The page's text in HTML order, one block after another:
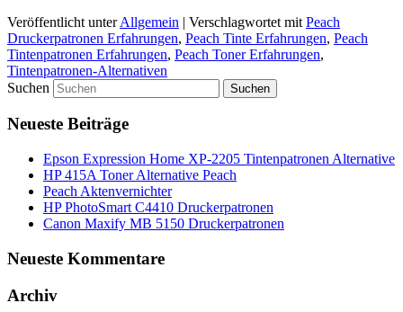
Veröffentlicht unter Allgemein | Verschlagwortet mit Peach
Druckerpatronen Erfahrungen, Peach Tinte Erfahrungen, Peach
Tintenpatronen Erfahrungen, Peach Toner Erfahrungen,
Tintenpatronen-Alternativen
Suchen
Neueste Beiträge
Epson Expression Home XP-2205 Tintenpatronen Alternative
HP 415A Toner Alternative Peach
Peach Aktenvernichter
HP PhotoSmart C4410 Druckerpatronen
Canon Maxify MB 5150 Druckerpatronen
Neueste Kommentare
Archiv